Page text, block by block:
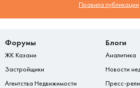
Правила публикации
Форумы
ЖК Казани
Застройщики
Агентства Недвижимости
Блоги
Аналитика
Новости
Пресс-